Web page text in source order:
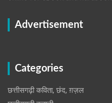
Advertisement
Categories
छत्तीसगढ़ी कविता, छंद, ग़ज़ल